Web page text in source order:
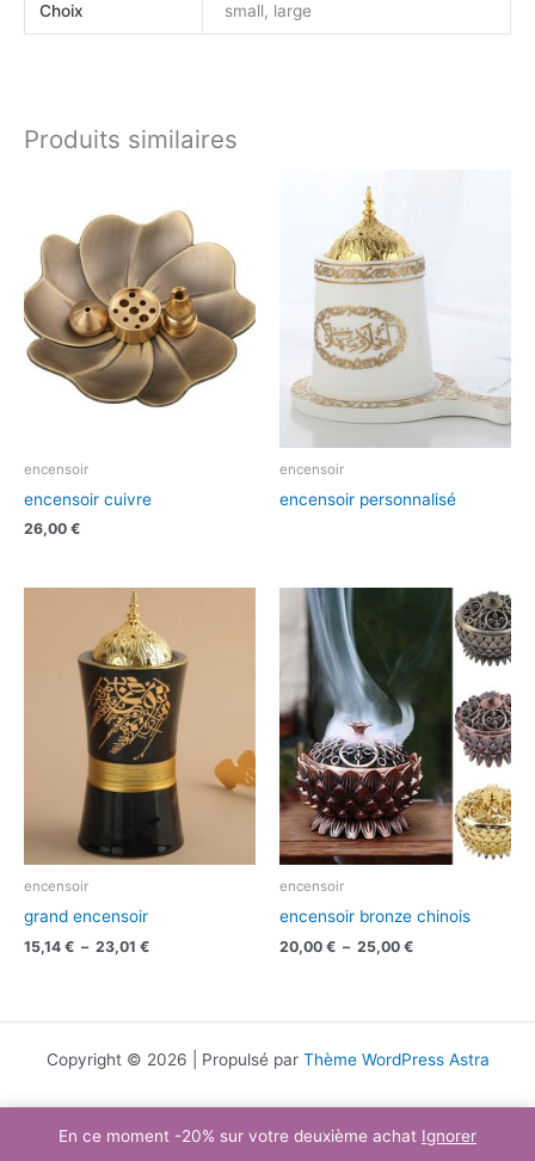
En ce moment -20% sur votre deuxième achat Ignorer
Choix small, large
Produits similaires
encensoir
encensoir cuivre
26,00 €
encensoir
encensoir personnalisé
encensoir
grand encensoir
15,14 € – 23,01 €
prix :
15,14 €
à
23,01 €
encensoir
encensoir bronze chinois
20,00 € – 25,00 €
20,00 €
Copyright © 2026 | Propulsé par Thème WordPress Astra